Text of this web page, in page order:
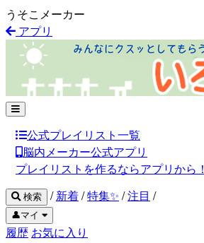
うそこメーカー
アプリ
公式プレイリスト一覧
脳内メーカー公式アプリ
プレイリストを作るならアプリから！
検索 / 新着/特集✨ /注目 /
👤マイ
履歴 お気に入り